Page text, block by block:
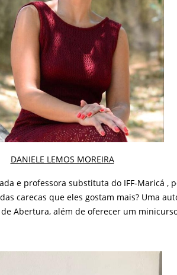
DANIELE LEMOS MOREIRA
e professora substituta do IFF-Maricá ,
carecas que eles gostam mais? Uma
Abertura, além de oferecer um